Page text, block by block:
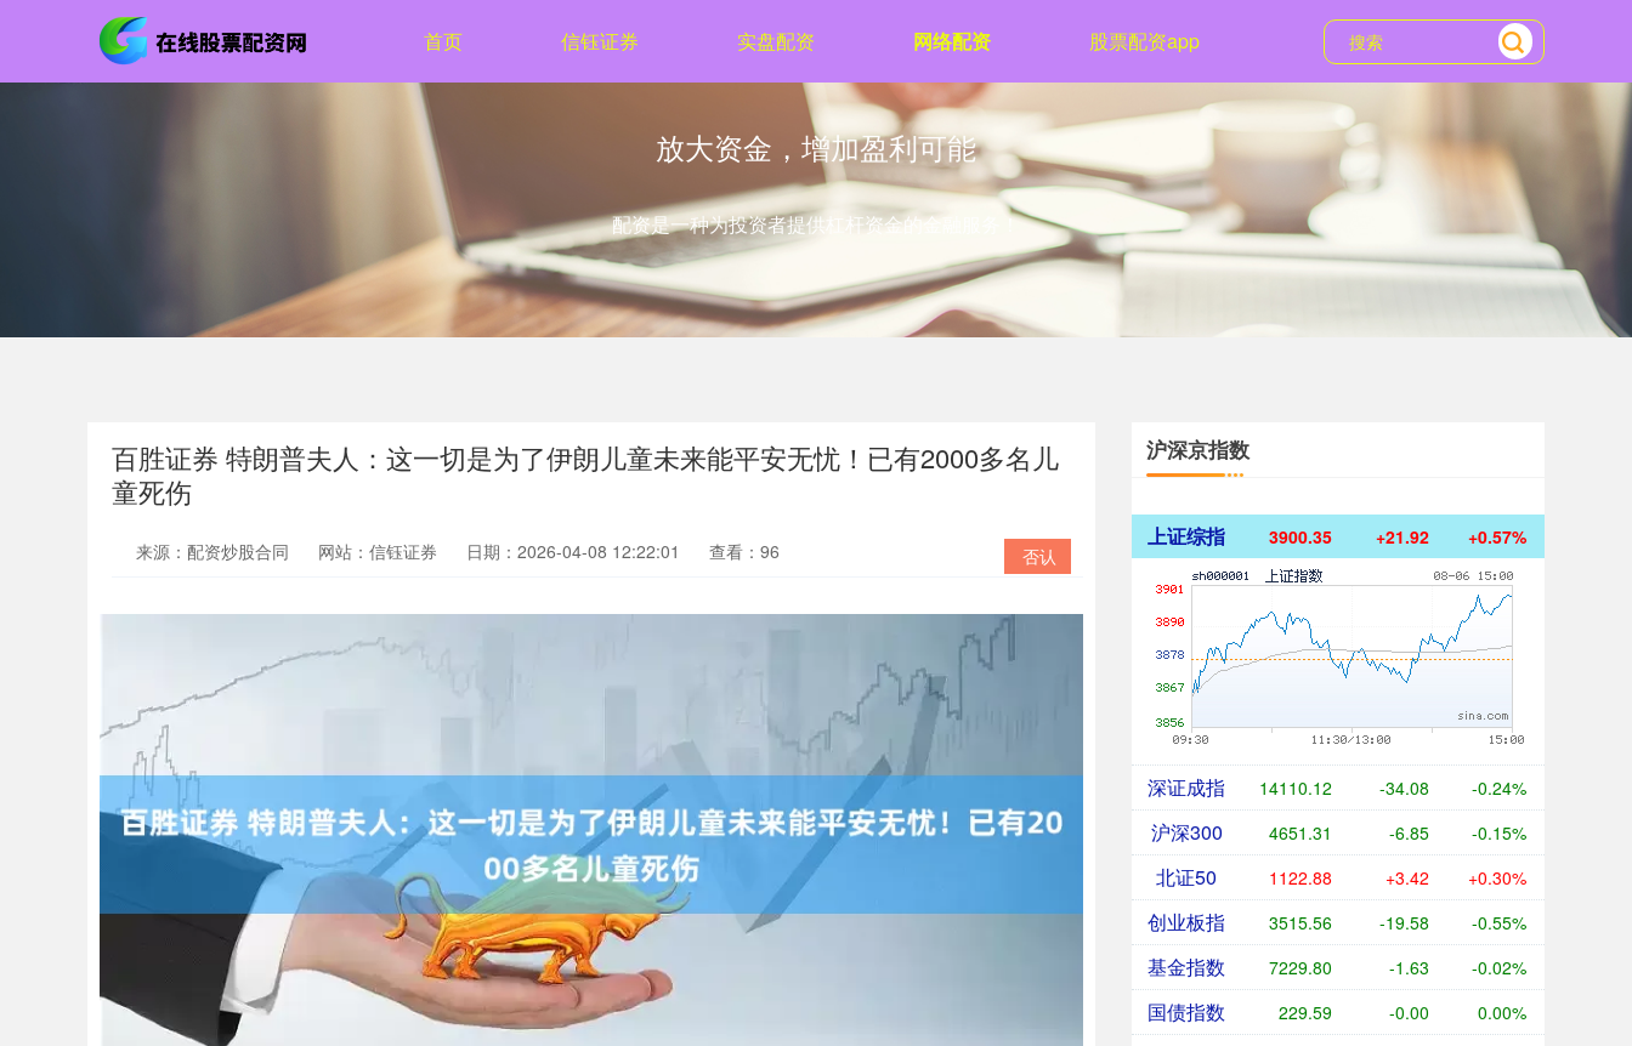
首页 信钰证券 实盘配资 网络配资 股票配资app
放大资金，增加盈利可能
配资是一种为投资者提供杠杆资金的金融服务！
百胜证券 特朗普夫人：这一切是为了伊朗儿童未来能平安无忧！已有2000多名儿
童死伤
否认
来源：配资炒股合同 网站：信钰证券 日期：2026-04-08 12:22:01 查看：96
沪深京指数
上证综指 3900.35 +21.92 +0.57%
深证成指 14110.12 -34.08 -0.24%
沪深300 4651.31 -6.85 -0.15%
北证50 1122.88 +3.42 +0.30%
创业板指 3515.56 -19.58 -0.55%
基金指数 7229.80 -1.63 -0.02%
国债指数 229.59 -0.00 0.00%